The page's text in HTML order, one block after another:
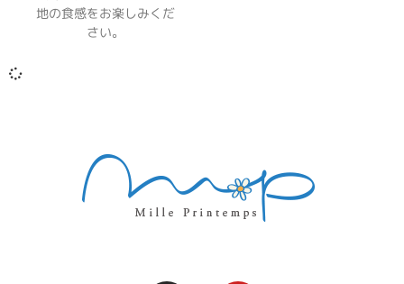
地の食感をお楽しみくだ
さい。